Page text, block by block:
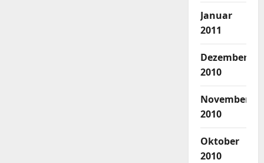
Januar
2011
Dezember
2010
November
2010
Oktober
2010